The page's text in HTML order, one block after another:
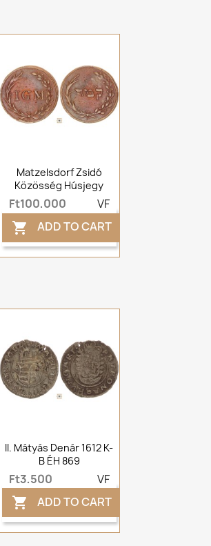
Matzelsdorf Zsidó
Közösség Húsjegy
Ft100,000 VF
 ADD TO CART
II. Mátyás Denár 1612 K-
B ÉH 869
Ft3,500 VF
 ADD TO CART